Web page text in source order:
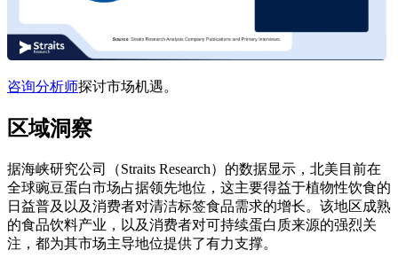
咨询分析师探讨市场机遇。
区域洞察
据海峡研究公司（Straits Research）的数据显示，北美目前在
全球豌豆蛋白市场占据领先地位，这主要得益于植物性饮食的
日益普及以及消费者对清洁标签食品需求的增长。该地区成熟
的食品饮料产业，以及消费者对可持续蛋白质来源的强烈关
注，都为其市场主导地位提供了有力支撑。